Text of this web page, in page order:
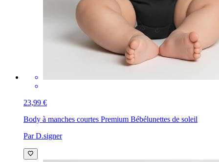
23,99 €
Body à manches courtes Premium Bébélunettes de soleil
Par D.signer